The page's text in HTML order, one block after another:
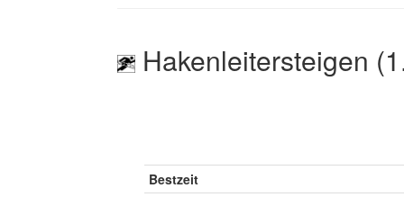
Hakenleitersteigen
Bestzeit